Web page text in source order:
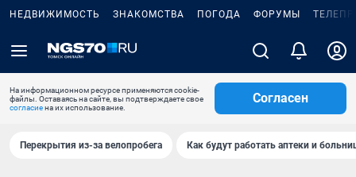
НЕДВИЖИМОСТЬ ЗНАКОМСТВА ПОГОДА ФОРУМЫ
На информационном ресурсе применяются cookie-
файлы. Оставаясь на сайте, вы подтверждаете свое
согласиена их использование.
Согласен
Перекрытия из-за велопробега Как будут работать аптеки и